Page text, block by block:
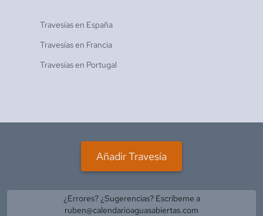
Travesías en España
Travesías en Francia
Travesías en Portugal
Añadir Travesía
¿Errores? ¿Sugerencias? Escríbeme a
ruben@calendarioaguasabiertas.com